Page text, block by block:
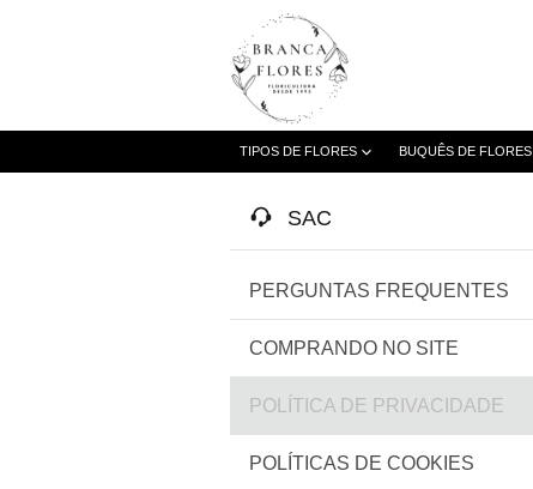
TIPOS DE FLORES BUQUÊS DE FLORES
SAC
PERGUNTAS FREQUENTES
COMPRANDO NO SITE
POLÍTICA DE PRIVACIDADE
POLÍTICAS DE COOKIES